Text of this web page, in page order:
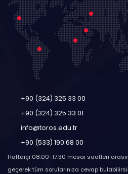
+90 (324) 325 33 00
+90 (324) 325 33 01
info@toros.edu.tr
+90 (533) 190 68 00
Haftaiçi 08.00-17.30 mesai saatleri
geçerek tüm sorularınıza cevap